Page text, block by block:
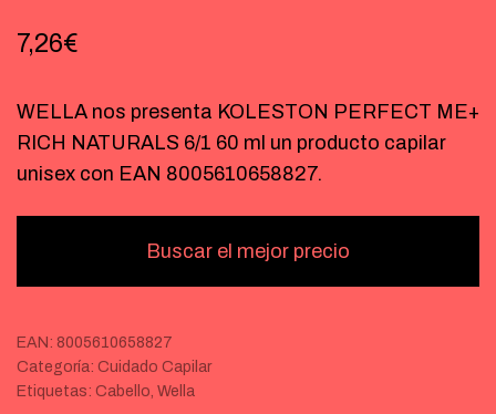
7,26€
WELLA nos presenta KOLESTON PERFECT ME+
RICH NATURALS 6/1 60 ml un producto capilar
unisex con EAN 8005610658827.
Buscar el mejor precio
EAN: 8005610658827
Categoría: Cuidado Capilar
Etiquetas: Cabello, Wella